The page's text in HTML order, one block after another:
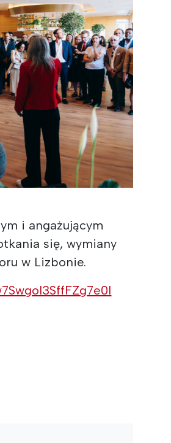
i angażującym
się, wymiany
w Lizbonie.